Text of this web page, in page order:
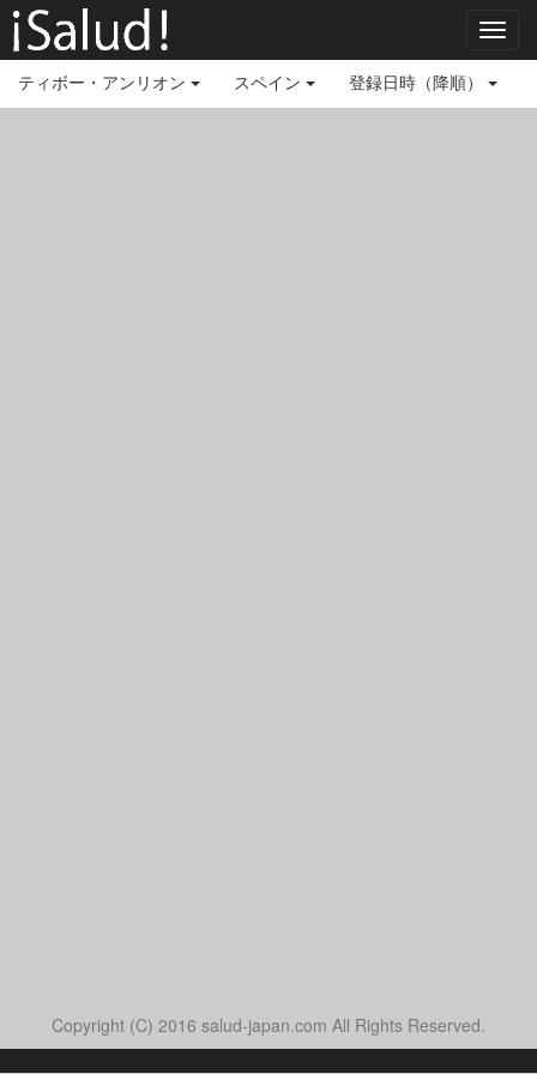
ティボー・アンリオン
スペイン 登録日時（降順）
Copyright (C) 2016 salud-japan.com All Rights Reserved.